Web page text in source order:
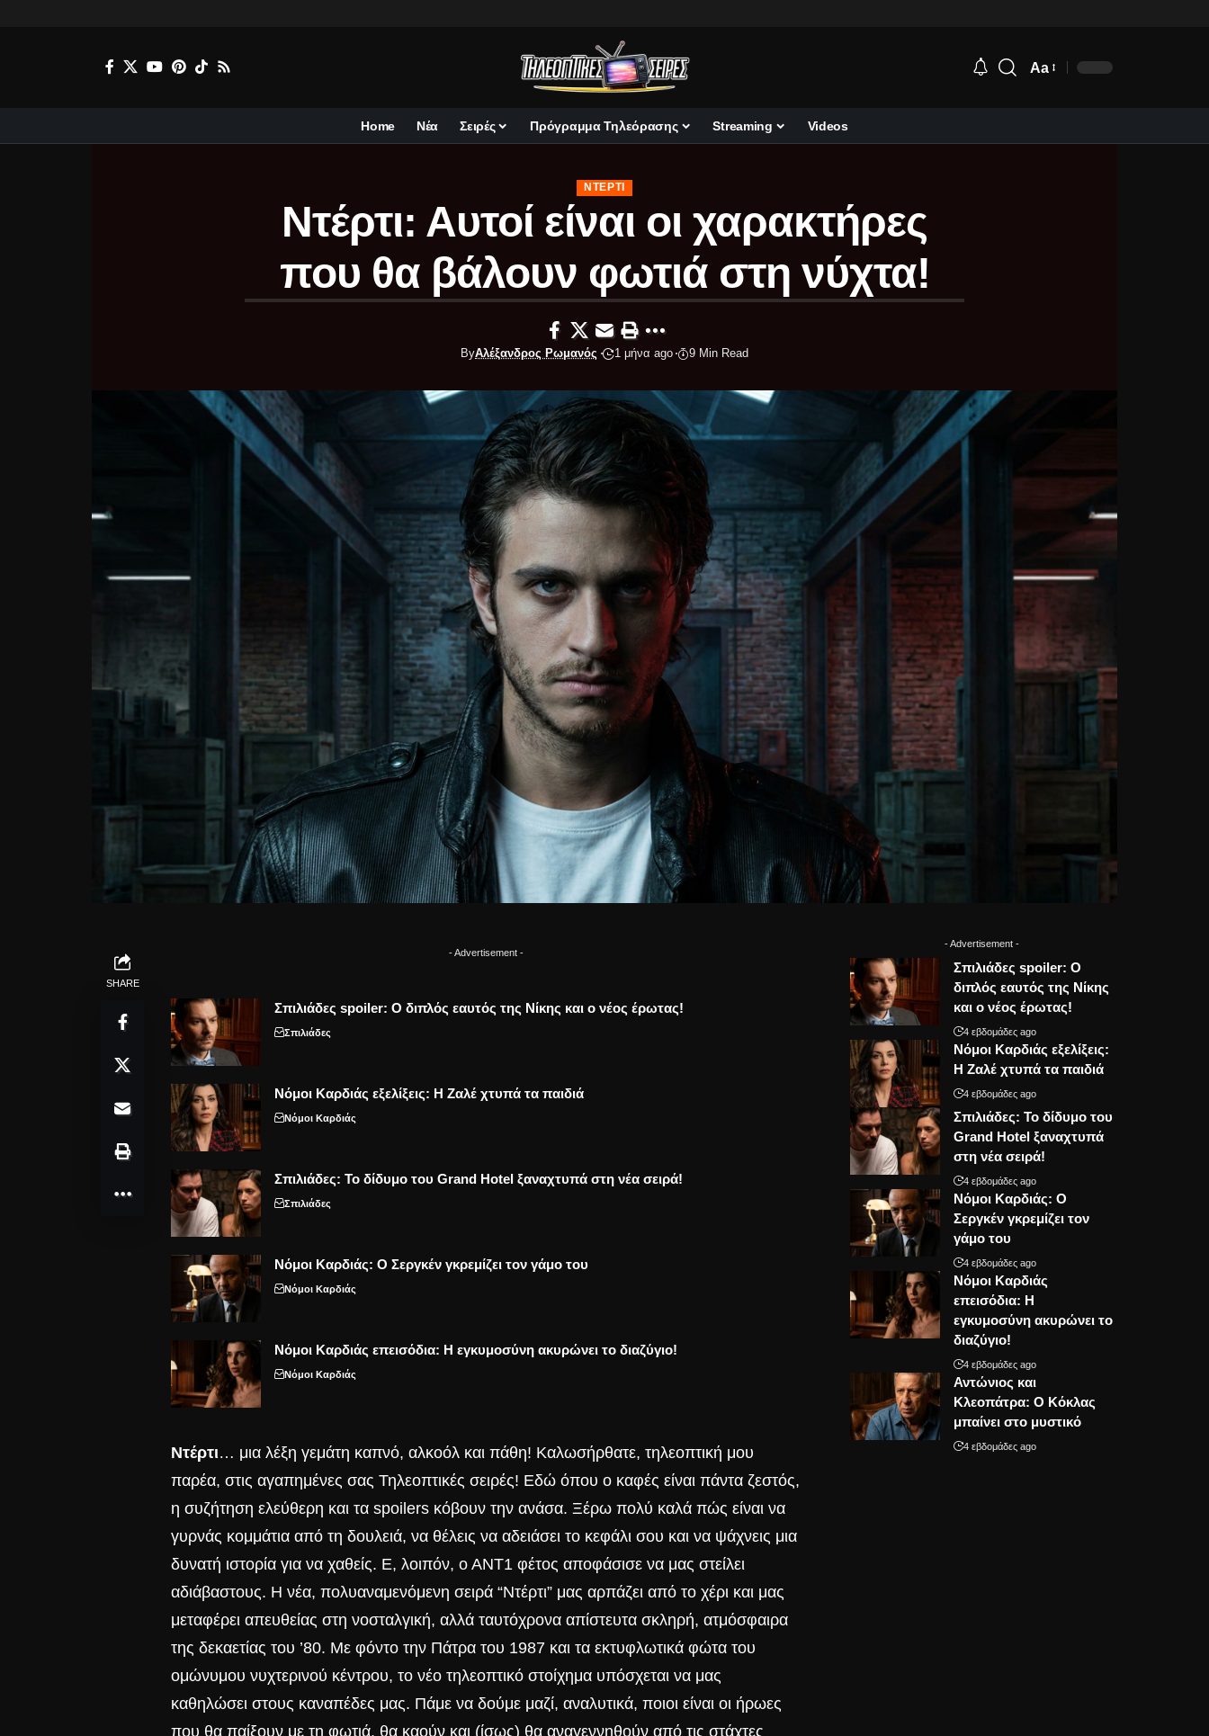
Aa
Home Νέα Σειρές Πρόγραμμα Τηλεόρασης Streaming Videos
ΝΤΈΡΤΙ
Ντέρτι: Αυτοί είναι οι χαρακτήρες
που θα βάλουν φωτιά στη νύχτα!
ByΑλέξανδρος Ρωμανός 1 μήνα ago 9 Min Read
SHARE
- Advertisement -
Σπιλιάδες spoiler: Ο διπλός εαυτός της Νίκης και ο νέος έρωτας!
Σπιλιάδες
Νόμοι Καρδιάς εξελίξεις: Η Ζαλέ χτυπά τα παιδιά
Νόμοι Καρδιάς
Σπιλιάδες: Το δίδυμο του Grand Hotel ξαναχτυπά στη νέα σειρά!
Σπιλιάδες
Νόμοι Καρδιάς: Ο Σεργκέν γκρεμίζει τον γάμο του
Νόμοι Καρδιάς
Νόμοι Καρδιάς επεισόδια: Η εγκυμοσύνη ακυρώνει το διαζύγιο!
Νόμοι Καρδιάς
Ντέρτι… μια λέξη γεμάτη καπνό, αλκοόλ και πάθη! Καλωσήρθατε, τηλεοπτική μου
παρέα, στις αγαπημένες σας Τηλεοπτικές σειρές! Εδώ όπου ο καφές είναι πάντα ζεστός,
η συζήτηση ελεύθερη και τα spoilers κόβουν την ανάσα. Ξέρω πολύ καλά πώς είναι να
γυρνάς κομμάτια από τη δουλειά, να θέλεις να αδειάσει το κεφάλι σου και να ψάχνεις μια
δυνατή ιστορία για να χαθείς. Ε, λοιπόν, ο ΑΝΤ1 φέτος αποφάσισε να μας στείλει
αδιάβαστους. Η νέα, πολυαναμενόμενη σειρά “Ντέρτι” μας αρπάζει από το χέρι και μας
μεταφέρει απευθείας στη νοσταλγική, αλλά ταυτόχρονα απίστευτα σκληρή, ατμόσφαιρα
της δεκαετίας του ’80. Με φόντο την Πάτρα του 1987 και τα εκτυφλωτικά φώτα του
ομώνυμου νυχτερινού κέντρου, το νέο τηλεοπτικό στοίχημα υπόσχεται να μας
καθηλώσει στους καναπέδες μας. Πάμε να δούμε μαζί, αναλυτικά, ποιοι είναι οι ήρωες
που θα παίξουν με τη φωτιά, θα καούν και (ίσως) θα αναγεννηθούν από τις στάχτες
- Advertisement -
Σπιλιάδες spoiler: Ο
διπλός εαυτός της Νίκης
και ο νέος έρωτας!
4 εβδομάδες ago
Νόμοι Καρδιάς εξελίξεις:
Η Ζαλέ χτυπά τα παιδιά
4 εβδομάδες ago
Σπιλιάδες: Το δίδυμο του
Grand Hotel ξαναχτυπά
στη νέα σειρά!
4 εβδομάδες ago
Νόμοι Καρδιάς: Ο
Σεργκέν γκρεμίζει τον
γάμο του
4 εβδομάδες ago
Νόμοι Καρδιάς
επεισόδια: Η
εγκυμοσύνη ακυρώνει το
διαζύγιο!
4 εβδομάδες ago
Αντώνιος και
Κλεοπάτρα: Ο Κόκλας
μπαίνει στο μυστικό
4 εβδομάδες ago